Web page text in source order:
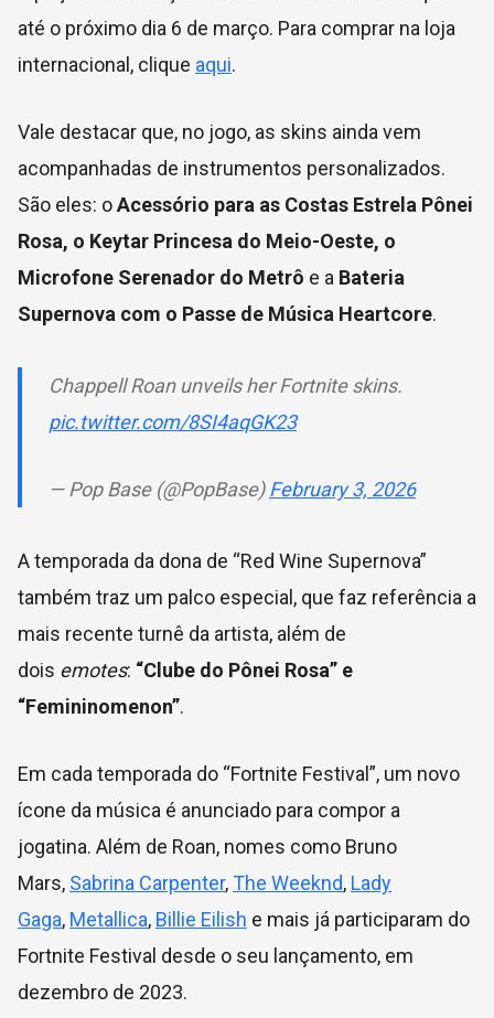
até o próximo dia 6 de março. Para comprar na loja
internacional, clique aqui.
Vale destacar que, no jogo, as skins ainda vem
acompanhadas de instrumentos personalizados.
São eles: oAcessório para as Costas Estrela Pônei
Rosa, o Keytar Princesa do Meio-Oeste, o
Microfone Serenador do Metrô e a Bateria
Supernova com o Passe de Música Heartcore.
Chappell Roan unveils her Fortnite skins.
pic.twitter.com/8SI4aqGK23
— Pop Base (@PopBase)February 3, 2026
A temporada da dona de “Red Wine Supernova”
também traz um palco especial, que faz referência a
mais recente turnê da artista, além de
dois emotes: “Clube do Pônei Rosa” e
“Femininomenon”.
Em cada temporada do “Fortnite Festival”, um novo
ícone da música é anunciado para compor a
jogatina. Além de Roan, nomes como Bruno
Mars, Sabrina Carpenter,The Weeknd, Lady
Gaga, Metallica, Billie Eilish e mais já participaram do
Fortnite Festival desde o seu lançamento, em
dezembro de 2023.